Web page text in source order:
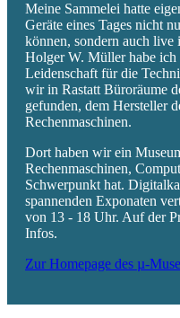
Meine Sammelei hatte
Geräte eines Tages nicht
können, sondern auch
Holger W. Müller habe ich
Leidenschaft für die
wir in Rastatt Büroräume
gefunden, dem Hersteller
Rechenmaschinen.
Dort haben wir ein
Rechenmaschinen,
Schwerpunkt hat.
spannenden Exponaten
von 13 - 18 Uhr. Auf der
Infos.
Zur Homepage des µ-